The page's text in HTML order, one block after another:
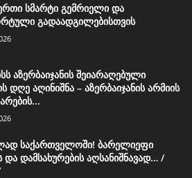
სმარტი გემრიელი და
გადაადგილებისთვის
აზერბაიჯანის შეიარაღებული
დღე აღინიშნა – აზერბაიჯანის არმიის
საქართველოში! ბარელიეფი
და დამსახურების აღსანიშნავად… /